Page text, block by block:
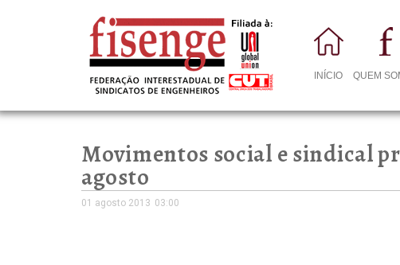
INÍCIO QUEM
Movimentos social e sindical
agosto
01 agosto 2013 03:00